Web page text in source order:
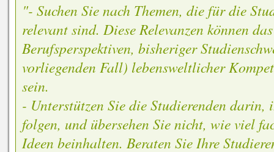
"- Suchen Sie nach Themen, die für die
relevant sind. Diese Relevanzen können
Berufsperspektiven, bisheriger
vorliegenden Fall) lebensweltlicher
sein.
- Unterstützen Sie die Studierenden darin,
folgen, und übersehen Sie nicht, wie viel
Ideen beinhalten. Beraten Sie Ihre